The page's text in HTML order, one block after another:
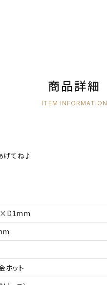
商品詳細
ITEM INFORMATION
げてね♪
ホット